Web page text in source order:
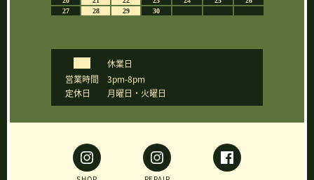
休業日
営業時間
3pm-8pm
定休日
月曜日・火曜日